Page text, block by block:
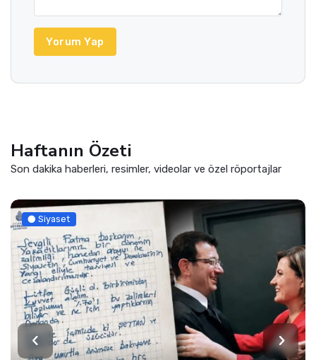
Yorum Yap
Haftanın Özeti
Son dakika haberleri, resimler, videolar ve özel röportajlar
Siyaset